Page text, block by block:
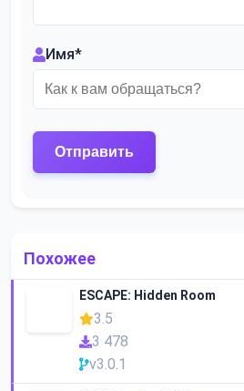
Имя*
Похожее
ESCAPE: Hidden Room
3.5
3 478
v3.0.1